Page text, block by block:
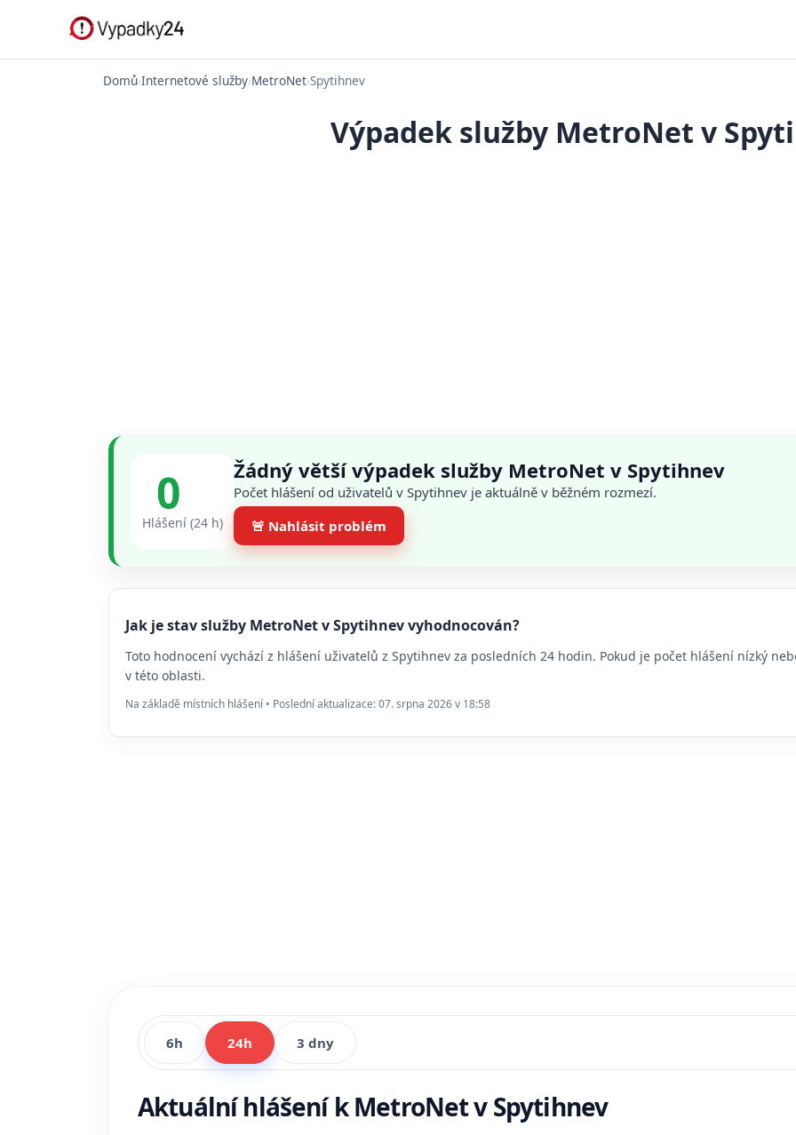
Domů›Internetové služby›MetroNet›Spytihnev
Výpadek služby MetroNet v
0
Hlášení (24 h)
Žádný větší výpadek služby MetroNet v Spytihnev
Počet hlášení od uživatelů v Spytihnev je aktuálně v běžném rozmezí.
🚨 Nahlásit problém
Jak je stav služby MetroNet v Spytihnev vyhodnocován?
Toto hodnocení vychází z hlášení uživatelů z Spytihnev za posledních 24 hodin. Pokud je počet hlášení nízký
v této oblasti.
Na základě místních hlášení • Poslední aktualizace: 07. srpna 2026 v 18:58
6h 24h 3 dny
Aktuální hlášení k MetroNet v Spytihnev